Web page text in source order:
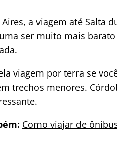
a viagem até Salta
ser muito mais
viagem por terra se
trechos menores.
Como viajar de